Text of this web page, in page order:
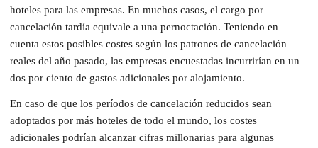
hoteles para las empresas. En muchos casos, el cargo por
cancelación tardía equivale a una pernoctación. Teniendo en
cuenta estos posibles costes según los patrones de cancelación
reales del año pasado, las empresas encuestadas incurrirían en un
dos por ciento de gastos adicionales por alojamiento.
En caso de que los períodos de cancelación reducidos sean
adoptados por más hoteles de todo el mundo, los costes
adicionales podrían alcanzar cifras millonarias para algunas